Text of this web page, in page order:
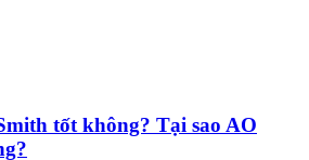
tốt không? Tại sao AO